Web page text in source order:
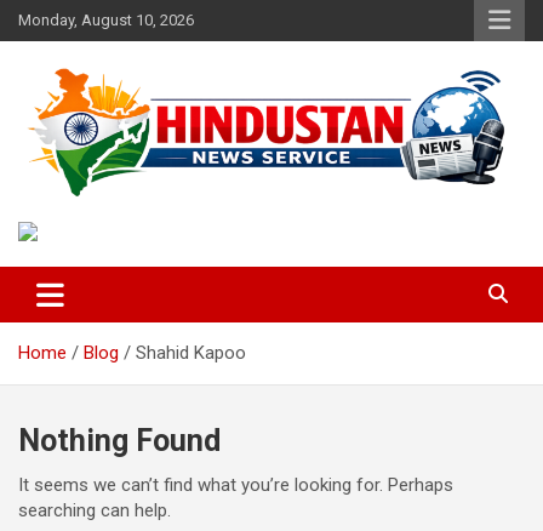
Skip
to
Monday, August 10, 2026
Hindustan News Service
Home Blog Shahid Kapoo
Nothing Found
It seems we can’t find what you’re looking for. Perhaps
searching can help.